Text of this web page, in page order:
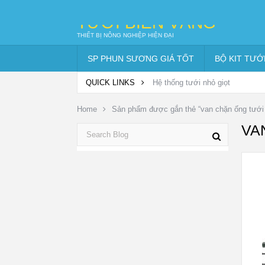
TƯỚI BIỂN VÀNG
THIẾT BỊ NÔNG NGHIỆP HIỆN ĐẠI
SP PHUN SƯƠNG GIÁ TỐT BỘ KIT TƯỚI
QUICK LINKS Hệ thống tưới nhỏ giọt
Home Sản phẩm được gắn thẻ “van chặn ống tưới